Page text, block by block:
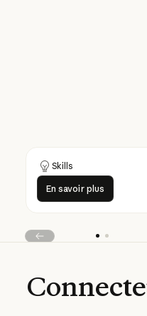
Skills
En savoir plus
En savoir plus
Skills
En savoir plusEn savoir plus
Précédent